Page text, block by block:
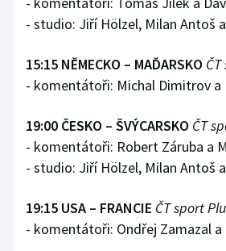
- studio: Jiří Hölzel, Milan Antoš
15:15 NĚMECKO – MAĎARSKO
- komentátoři: Michal Dimitrov a
19:00 ČESKO – ŠVÝCARSKO ČT
- komentátoři: Robert Záruba a
- studio: Jiří Hölzel, Milan Antoš
19:15 USA – FRANCIE ČT sport
- komentátoři: Ondřej Zamazal